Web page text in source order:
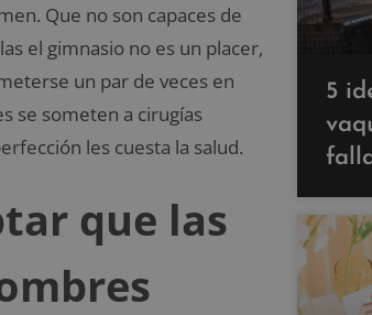
Que no son capaces de
el gimnasio no es un placer,
un par de veces en
se someten a cirugías
les cuesta la salud.
que las
5